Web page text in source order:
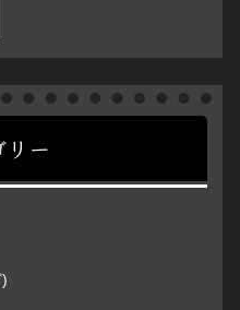
リー